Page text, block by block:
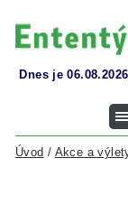
Dnes je
Úvod / Akce a